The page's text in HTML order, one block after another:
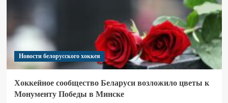
Новости белорусского хоккея
Хоккейное сообщество Беларуси возложило цветы к
Монументу Победы в Минске